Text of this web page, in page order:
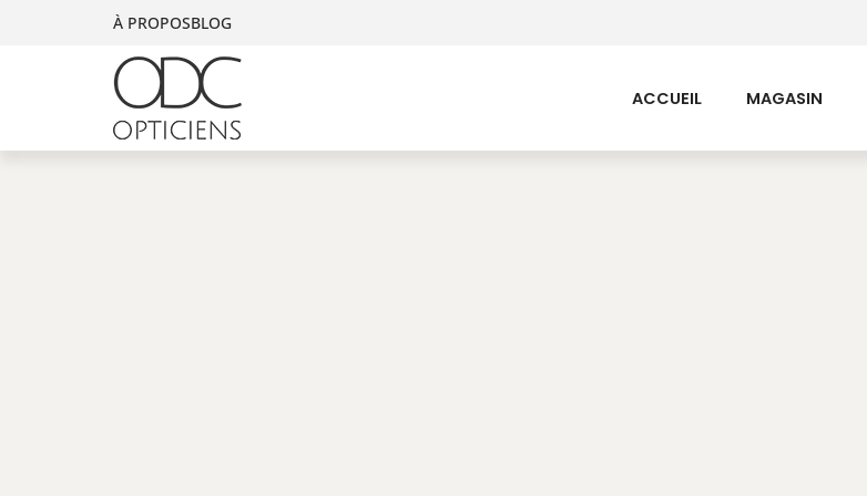
À PROPOSBLOG
ACCUEIL MAGASIN